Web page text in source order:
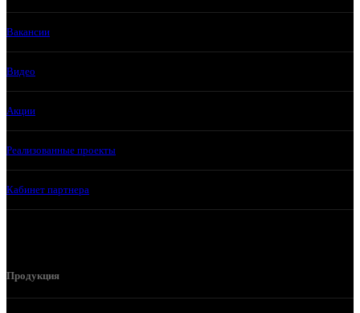
Вакансии
Видео
Акции
Реализованные проекты
Кабинет партнера
Продукция